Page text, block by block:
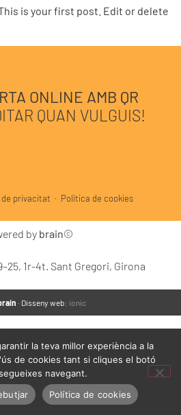
is your first post. Edit or delete
ONLINE AMB QR
QUAN VULGUIS!
privacitat · Política de cookies
by brain©
1r-4t. Sant Gregori, Girona
· Disseny web: ionic
la teva millor experiència a la
de cookies tant si cliques el botó
navegant.
Política de cookies